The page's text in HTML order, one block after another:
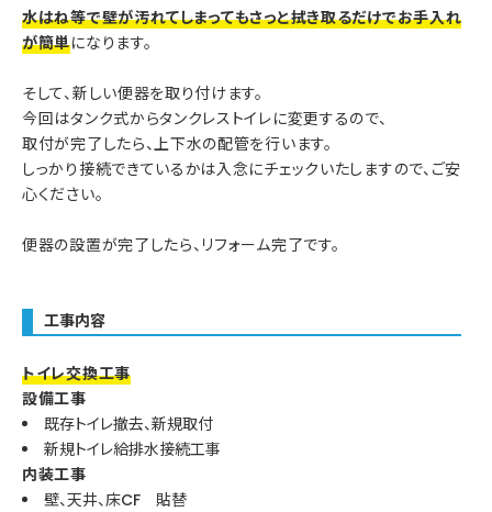
水はね等で壁が汚れてしまってもさっと拭き取るだけでお手入れ
が簡単になります。
そして、新しい便器を取り付けます。
今回はタンク式からタンクレストイレに変更するので、
取付が完了したら、上下水の配管を行います。
しっかり接続できているかは入念にチェックいたしますので、ご安
心ください。
便器の設置が完了したら、リフォーム完了です。
工事内容
トイレ交換工事
設備工事
既存トイレ撤去、新規取付
新規トイレ給排水接続工事
内装工事
壁、天井、床CF 貼替